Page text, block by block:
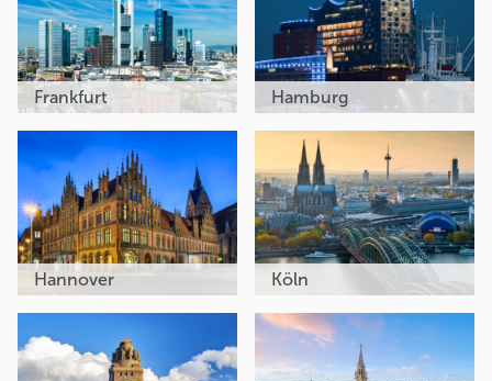
Frankfurt Hamburg
Hannover Köln